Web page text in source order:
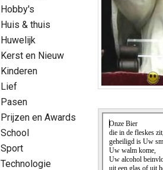
Hobby's
Huis & thuis
Huwelijk
Kerst en Nieuw
Kinderen
Lief
Pasen
Prijzen en Awards
School
Sport
Technologie